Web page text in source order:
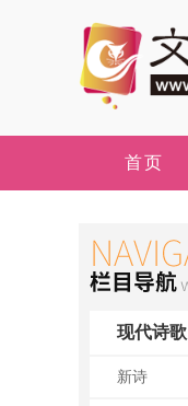
首页
现代诗歌
新诗